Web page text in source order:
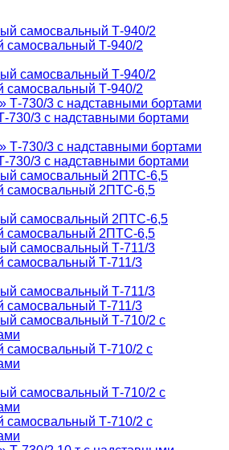
самосвальный Т-940/2
самосвальный Т-940/2
730/3 с надставными бортами
730/3 с надставными бортами
самосвальный 2ПТС-6,5
самосвальный 2ПТС-6,5
самосвальный Т-711/3
самосвальный Т-711/3
самосвальный Т-710/2 с
самосвальный Т-710/2 с